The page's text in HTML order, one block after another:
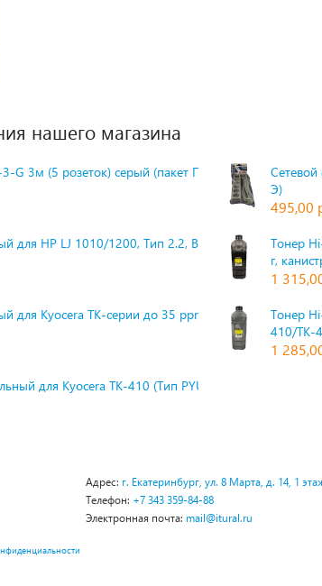
нашего магазина
G 3м (5 розеток) серый (пакет П
Э)
495,00
для HP LJ 1010/1200, Тип 2.2, Bk,
Тонер
г,
1
для Kyocera TK-серии до 35 ppm,
Тонер
410/TK-
1
для Kyocera TK-410 (Тип PYU
Адрес: г. Екатеринбург, ул. 8 Марта, д. 14, 1
Телефон: +7 343 359-84-88
Электронная почта: mail@itural.ru